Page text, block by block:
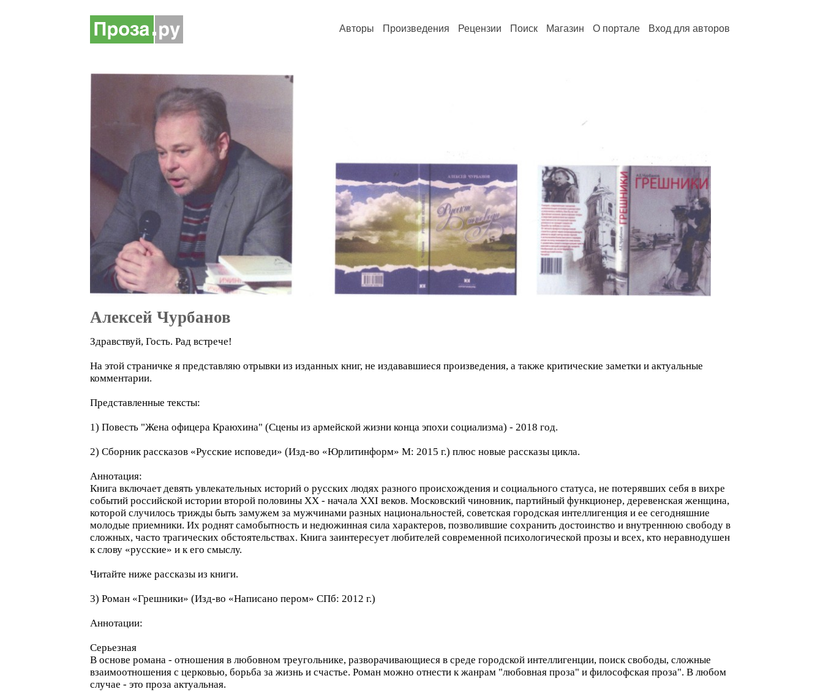
Авторы Произведения Рецензии Поиск Магазин О портале Вход для авторов
Алексей Чурбанов
Здравствуй, Гость. Рад встрече!
На этой страничке я представляю отрывки из изданных книг, не издававшиеся произведения, а также критические заметки и актуальные
комментарии.
Представленные тексты:
1) Повесть "Жена офицера Краюхина" (Сцены из армейской жизни конца эпохи социализма) - 2018 год.
2) Сборник рассказов «Русские исповеди» (Изд-во «Юрлитинформ» М: 2015 г.) плюс новые рассказы цикла.
Аннотация:
Книга включает девять увлекательных историй о русских людях разного происхождения и социального статуса, не потерявших себя в вихре
событий российской истории второй половины XX - начала XXI веков. Московский чиновник, партийный функционер, деревенская женщина,
которой случилось трижды быть замужем за мужчинами разных национальностей, советская городская интеллигенция и ее сегодняшние
молодые приемники. Их роднят самобытность и недюжинная сила характеров, позволившие сохранить достоинство и внутреннюю свободу в
сложных, часто трагических обстоятельствах. Книга заинтересует любителей современной психологической прозы и всех, кто неравнодушен
к слову «русские» и к его смыслу.
Читайте ниже рассказы из книги.
3) Роман «Грешники» (Изд-во «Написано пером» СПб: 2012 г.)
Аннотации:
Серьезная
В основе романа - отношения в любовном треугольнике, разворачивающиеся в среде городской интеллигенции, поиск свободы, сложные
взаимоотношения с церковью, борьба за жизнь и счастье. Роман можно отнести к жанрам "любовная проза" и философская проза". В любом
случае - это проза актуальная.